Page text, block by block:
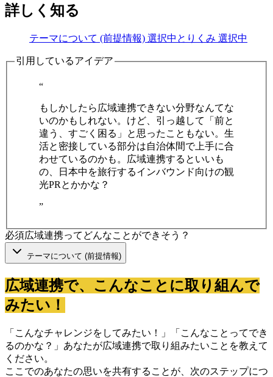
詳しく知る
テーマについて (前提情報) 選択中 とりくみ 選択中
引用しているアイデア
“
もしかしたら広域連携できない分野なんてな
いのかもしれない。けど、引っ越して「前と
違う、すごく困る」と思ったこともない。生
活と密接している部分は自治体間で上手に合
わせているのかも。広域連携するといいも
の、日本中を旅行するインバウンド向けの観
光PRとかかな？
”
必須広域連携ってどんなことができそう？
テーマについて (前提情報)
広域連携で、こんなことに取り組んで
みたい！
「こんなチャレンジをしてみたい！」「こんなことってでき
るのかな？」あなたが広域連携で取り組みたいことを教えて
ください。
ここでのあなたの思いを共有することが、次のステップにつ